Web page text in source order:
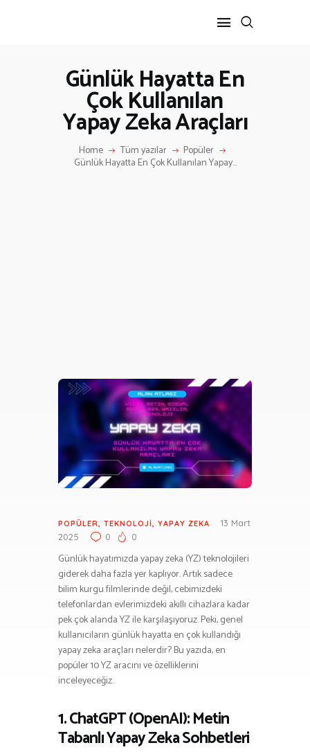
Günlük Hayatta En
Çok Kullanılan
Yapay Zeka Araçları
Home Tüm yazılar Popüler
Günlük Hayatta En Çok Kullanılan Yapay...
ANA SAYFA
HAKKIMIZDA
İLETIŞIM
POPÜLER, TEKNOLOJI, YAPAY ZEKA
13 Mart
2025
0 0
Günlük hayatımızda yapay zeka (YZ) teknolojileri
giderek daha fazla yer kaplıyor. Artık sadece
bilim kurgu filmlerinde değil, cebimizdeki
telefonlardan evlerimizdeki akıllı cihazlara kadar
pek çok alanda YZ ile karşılaşıyoruz. Peki, genel
kullanıcıların günlük hayatta en çok kullandığı
yapay zeka araçları nelerdir? Bu yazıda, en
popüler 10 YZ aracını ve özelliklerini
inceleyeceğiz.
1. ChatGPT (OpenAI): Metin
Tabanlı Yapay Zeka Sohbetleri